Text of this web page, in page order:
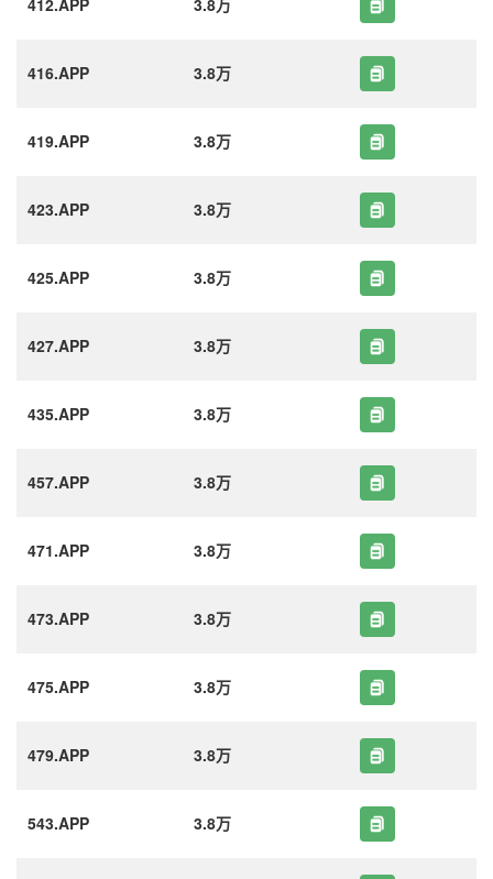
412.APP 3.8万
416.APP 3.8万
419.APP 3.8万
423.APP 3.8万
425.APP 3.8万
427.APP 3.8万
435.APP 3.8万
457.APP 3.8万
471.APP 3.8万
473.APP 3.8万
475.APP 3.8万
479.APP 3.8万
543.APP 3.8万